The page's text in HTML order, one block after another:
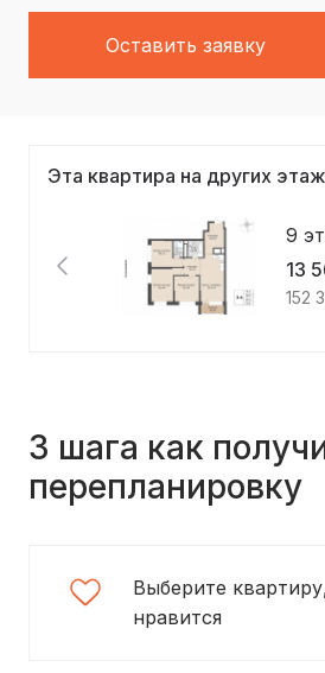
Оставить заявку
Эта квартира на других
9
13
152
3 шага как
перепланировку
Выберите
нравится